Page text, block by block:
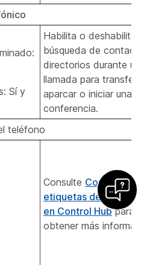
Sí y
Habilita o deshabilita
búsqueda de
directorios durante
llamada para
aparcar o iniciar una
conferencia.
teléfono
Consulte Configurar
etiquetas de clave
en Control Hubpara
obtener más